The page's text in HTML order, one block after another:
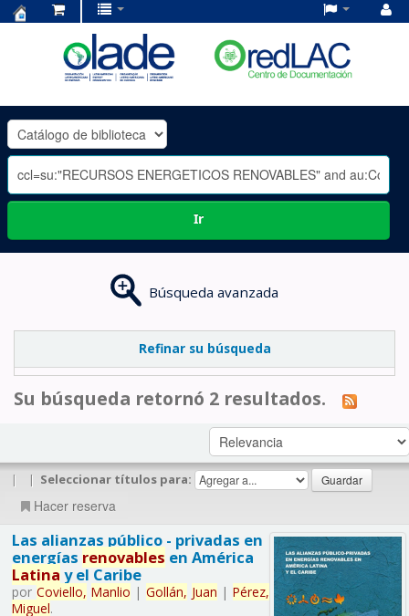
OLADE
-
Ir
Búsqueda avanzada
Refinar su búsqueda
Su búsqueda retornó 2 resultados.
| | Seleccionar títulos para:
Hacer reserva
Las alianzas público - privadas en
energías renovables en América
Latina y el Caribe
por Coviello, Manlio | Gollán, Juan | Pérez,
Miguel.